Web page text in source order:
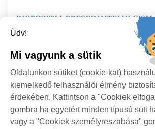
DISPOZIȚIA PREȘEDINTELUI CJSM
NR.190/24.08.2023
privind numirea unei comisii comune
inventarierea bunurilor și stabilirea
părților la realizarea acestora în cadrul
Județul Satu Mare și Orașul Negrești
implementarea proiectului
turistice Luna Șes”,Negrești Oaș, județul
2023.08.24
Üdv!
Mi vagyunk a sütik
Oldalunkon sütiket (cookie-kat)
kiemelkedő felhasználói élmény
érdekében. Kattintson a "Cookiek
gombra ha egyetért minden típusú süti
vagy a "Cookiek személyreszabása"